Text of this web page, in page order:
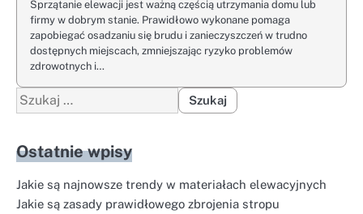
Sprzątanie elewacji jest ważną częścią utrzymania domu lub
firmy w dobrym stanie. Prawidłowo wykonane pomaga
zapobiegać osadzaniu się brudu i zanieczyszczeń w trudno
dostępnych miejscach, zmniejszając ryzyko problemów
zdrowotnych i…
Szukaj:
Ostatnie wpisy
Jakie są najnowsze trendy w materiałach elewacyjnych
Jakie są zasady prawidłowego zbrojenia stropu